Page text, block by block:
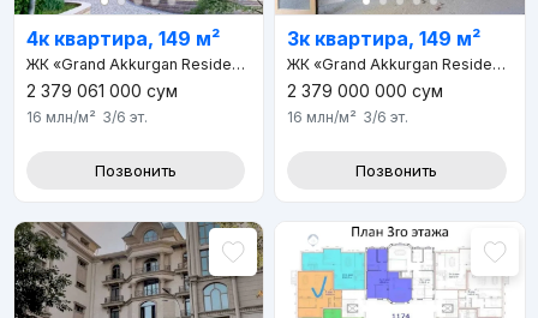
4к квартира, 149 м²
ЖК «Grand Akkurgan Resident»
2 379 061 000 сум
16 млн/м² 3/6 эт.
Позвонить
3к квартира, 149 м²
ЖК «Grand Akkurgan Resident»
2 379 000 000 сум
16 млн/м² 3/6 эт.
Позвонить